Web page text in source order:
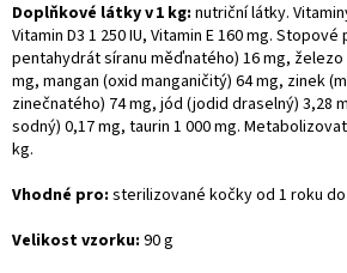
Doplňkové látky v 1 kg: nutriční látky.
Vitamin D3 1 250 IU, Vitamin E 160 mg.
pentahydrát síranu měďnatého) 16 mg,
mg, mangan (oxid manganičitý) 64 mg, zinek
zinečnatého) 74 mg, jód (jodid draselný) 3,28
sodný) 0,17 mg, taurin 1 000 mg.
kg.
Vhodné pro: sterilizované kočky od 1 roku
Velikost vzorku: 90 g